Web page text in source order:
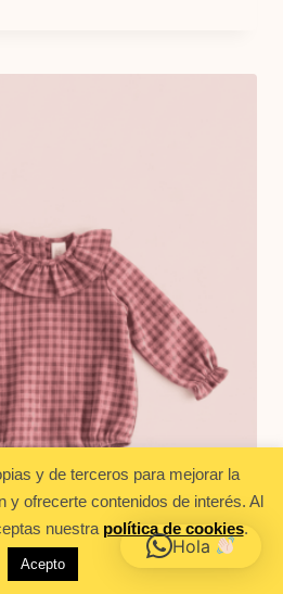
y de terceros para mejorar la
y ofrecerte contenidos de interés. Al
nuestra política de cookies.
Acepto
Hola